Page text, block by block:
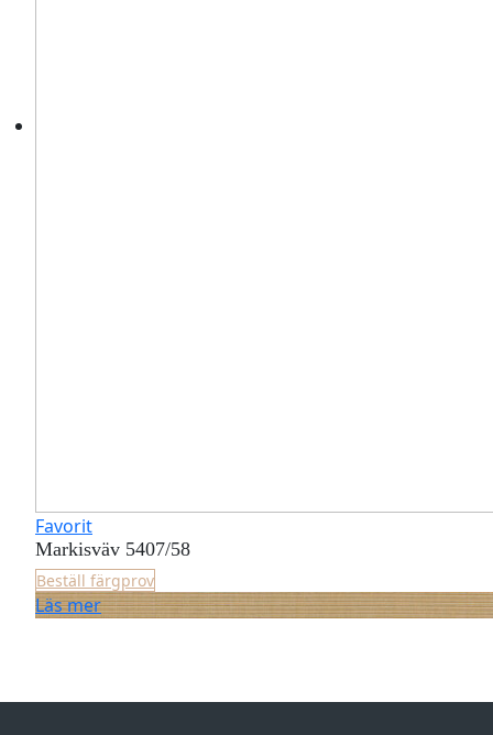
Favorit
Markisväv 5407/58
Beställ färgprov
Läs mer